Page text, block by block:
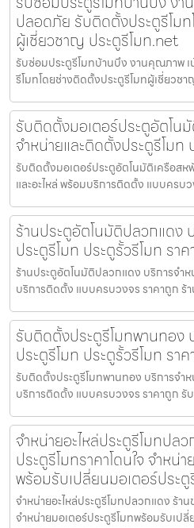
ปลอดภัย รับติดตั้งประตูรีโม
ผู้เชี่ยวชาญ ประตูรีโมท.net
รับซ่อมประตูรีโมทบ้านบึง งานคุณภาพ
รีโมทโดยช่างติดตั้งประตูรีโมทผู้เชี่ยวช
รับติดตั้งมอเตอร์ประตูอัตโ
จำหน่ายและติดตั้งประตูรีโมท
รับติดตั้งมอเตอร์ประตูอัตโนมัติเครือส
และอะไหล่ พร้อมบริการติดตั้ง แบบครบ
ร้านประตูอัตโนมัติปลวกแดง
ประตูรีโมท ประตูรั้วรีโมท รา
ร้านประตูอัตโนมัติปลวกแดง บริการจำห
บริการติดตั้ง แบบครบวงจร ราคาถูก ร้
รับติดตั้งประตูรีโมทพานทอง
ประตูรีโมท ประตูรั้วรีโมท รา
รับติดตั้งประตูรีโมทพานทอง บริการจำห
บริการติดตั้ง แบบครบวงจร ราคาถูก รั
จำหน่ายอะไหล่ประตูรีโมทปล
ประตูรีโมทราคาโดนใจ จำหน่
พร้อมรับเปลี่ยนมอเตอร์ประ
จำหน่ายอะไหล่ประตูรีโมทปลวกแดง ร้าน
จำหน่ายมอเตอร์ประตูรีโมทพร้อมรับเปลี่